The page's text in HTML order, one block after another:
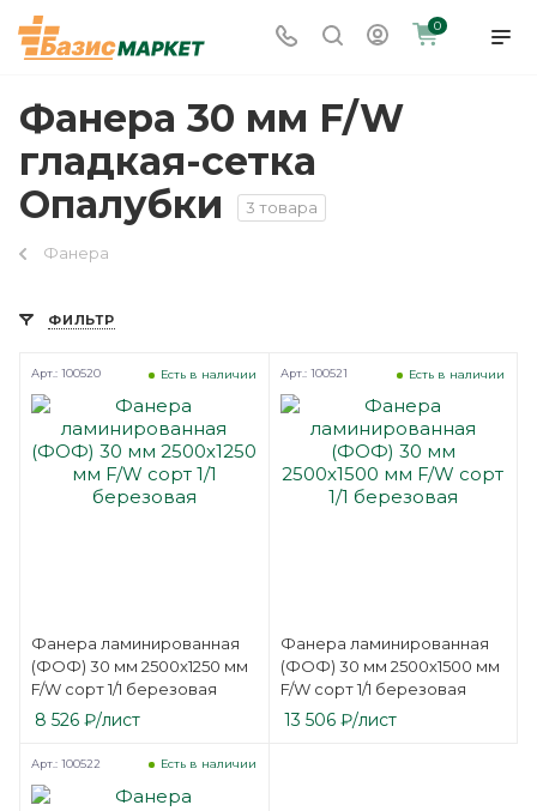
0
Фанера 30 мм F/W
гладкая-сетка
Опалубки
3 товара
Фанера
ФИЛЬТР
Фанера ламинированная
(ФОФ) 30 мм 2500х1250 мм
F/W сорт 1/1 березовая
Есть в наличии
Арт.: 100520
8 526 ₽/лист
Фанера ламинированная
(ФОФ) 30 мм 2500х1500 мм
F/W сорт 1/1 березовая
Есть в наличии
Арт.: 100521
13 506₽/лист
Есть в наличии
Арт.: 100522